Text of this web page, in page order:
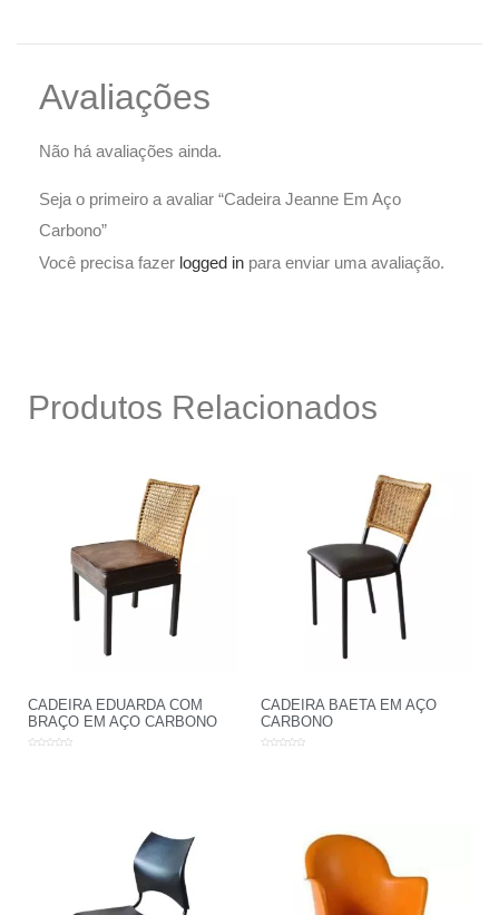
Avaliações
Não há avaliações ainda.
Seja o primeiro a avaliar “Cadeira Jeanne Em Aço
Carbono”
Você precisa fazer logged in para enviar uma avaliação.
Produtos Relacionados
CADEIRA EDUARDA COM
BRAÇO EM AÇO CARBONO
CADEIRA BAETA EM AÇO
CARBONO